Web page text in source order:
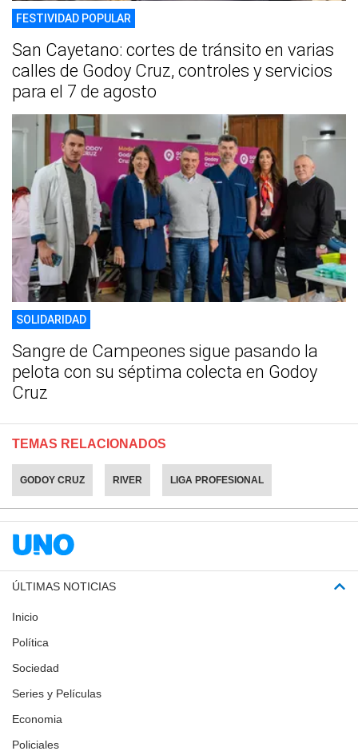
FESTIVIDAD POPULAR
San Cayetano: cortes de tránsito en varias
calles de Godoy Cruz, controles y servicios
para el 7 de agosto
SOLIDARIDAD
Sangre de Campeones sigue pasando la
pelota con su séptima colecta en Godoy
Cruz
TEMAS RELACIONADOS
GODOY CRUZ RIVER LIGA PROFESIONAL
ÚLTIMAS NOTICIAS
Inicio
Política
Sociedad
Series y Películas
Economia
Policiales